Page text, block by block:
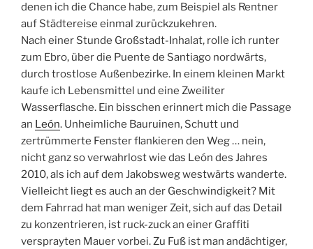
denen ich die Chance habe, zum Beispiel als Rentner
auf Städtereise einmal zurückzukehren.
Nach einer Stunde Großstadt-Inhalat, rolle ich runter
zum Ebro, über die Puente de Santiago nordwärts,
durch trostlose Außenbezirke. In einem kleinen Markt
kaufe ich Lebensmittel und eine Zweiliter
Wasserflasche. Ein bisschen erinnert mich die Passage
an León. Unheimliche Bauruinen, Schutt und
zertrümmerte Fenster flankieren den Weg … nein,
nicht ganz so verwahrlost wie das León des Jahres
2010, als ich auf dem Jakobsweg westwärts wanderte.
Vielleicht liegt es auch an der Geschwindigkeit? Mit
dem Fahrrad hat man weniger Zeit, sich auf das Detail
zu konzentrieren, ist ruck-zuck an einer Graffiti
versprayten Mauer vorbei. Zu Fuß ist man andächtiger,